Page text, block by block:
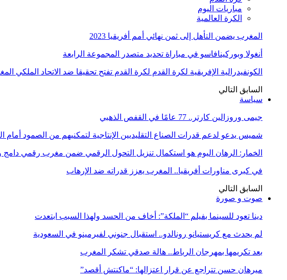
مباريات اليوم
الكرة العالمية
المغرب يضمن التأهل إلى ثمن نهائي أمم أفريقيا 2023
أنغولا وبوركينافاسو في مباراة تحديد متصدر المجموعة الرابعة
الكونفيدرالية الإفريقية لكرة القدم لكرة القدم تفتح تحقيقا ضد الاتحاد الملكي
السابق التالي
سياسة
جيمى وروزالين كارتر.. 77 عامًا في القفص الذهبي
شميس يدعو لدعم قدرات الصناع التقليديين الإنتاجية لتمكنيهم من الصمود أمام
الخمار: الرهان اليوم هو استكمال تنزيل التحول الرقمي ضمن مغرب رقمي دامج
في كبرى مناورات أفريقيا.. المغرب يعزز قدراته ضد الإرهاب
السابق التالي
صوت و صورة
دينا تعود للسينما بفيلم “الملكة”: أخاف من الحسد ولهذا السبب ابتعدت
لم يحدث مع كريستيانو رونالدو.. استقبال جنوني لفيرمينو في السعودية
بعد تكريمها بمهرجان الرباط.. هالة صدقي تشكر المغرب
ميرهان حسن تتراجع عن قرار اعتزالها: “ماكنتش أقصد”